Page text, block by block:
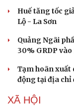
Huế tăng tốc
Lộ - La Sơn
Quảng Ngãi
30% GRDP
Tạm hoãn xuất
động tại địa chỉ
XÃ HỘI